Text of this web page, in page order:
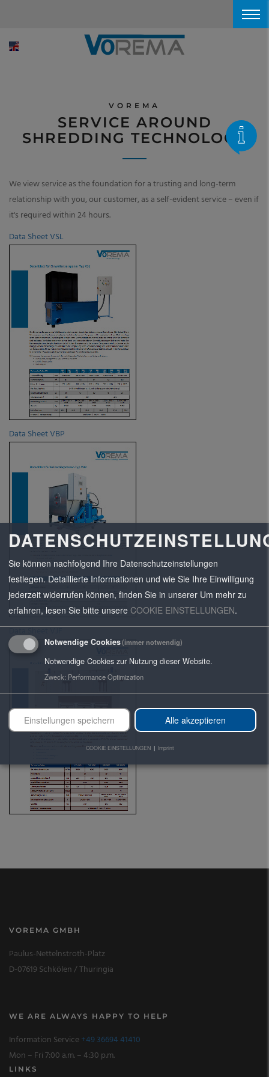
SERVICE AROUND
SHREDDING TECHNOLOGY
VOREMA
We view service as the foundation for a trusting and long-term
relationship with you, our customer, as a self-evident service – even if
it's required within 24 hours.
Data Sheet VSL
Data Sheet VBP
Data Sheet VJF
VOREMA GMBH
Paulus-Nettelnstroth-Platz
D-07619 Schkölen / Thuringia
WE ARE ALWAYS HAPPY TO HELP
Information Service+49 36694 41410
Mon – Fri 7:00 a.m. – 4:30 p.m.
LINKS
Sie können nachfolgend Ihre Datenschutzeinstellungen
festlegen. Detaillierte Informationen und wie Sie Ihre Einwilligung
jederzeit widerrufen können, finden Sie in unserer Um mehr zu
erfahren, lesen Sie bitte unsere COOKIE EINSTELLUNGEN.
Notwendige Cookies(immer notwendig)
Notwendige Cookies zur Nutzung dieser Website.
Zweck: Performance Optimization
Einstellungen speichern Alle akzeptieren
COOKIE EINSTELLUNGEN | Imprint